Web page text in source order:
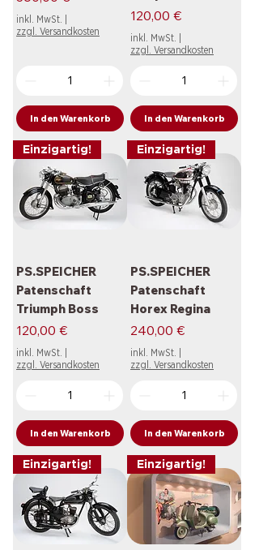
inkl. MwSt. |
zzgl. Versandkosten
In den Warenkorb
Preis
120,00 €
inkl. MwSt. |
zzgl. Versandkosten
In den Warenkorb
Einzigartig!
PS.SPEICHER
Patenschaft
Triumph Boss
Preis
120,00 €
inkl. MwSt. |
zzgl. Versandkosten
In den Warenkorb
Einzigartig!
PS.SPEICHER
Patenschaft
Horex Regina
Preis
240,00 €
inkl. MwSt. |
zzgl. Versandkosten
In den Warenkorb
Einzigartig! Einzigartig!